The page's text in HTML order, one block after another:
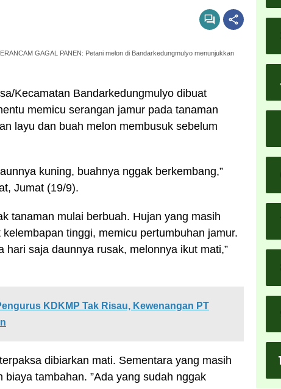
GAGAL PANEN: Petani melon di Bandarkedungmulyo menunjukkan
Kecamatan Bandarkedungmulyo dibuat
memicu serangan jamur pada tanaman
layu dan buah melon membusuk sebelum
kuning, buahnya nggak berkembang,”
Jumat (19/9).
tanaman mulai berbuah. Hujan yang masih
tinggi, memicu pertumbuhan jamur.
hari saja daunnya rusak, melonnya ikut mati,”
KDKMP Tak Risau, Kewenangan PT
dibiarkan mati. Sementara yang masih
tambahan. ”Ada yang sudah nggak